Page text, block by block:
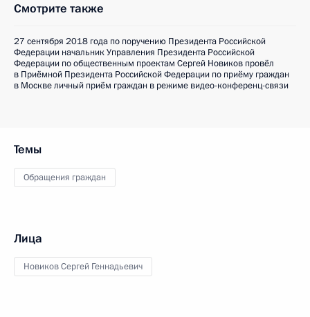
Смотрите также
27 сентября 2018 года по поручению Президента Российской
Федерации начальник Управления Президента Российской
Федерации по общественным проектам Сергей Новиков провёл
в Приёмной Президента Российской Федерации по приёму граждан
в Москве личный приём граждан в режиме видео-конференц-связи
Темы
Обращения граждан
Лица
Новиков Сергей Геннадьевич